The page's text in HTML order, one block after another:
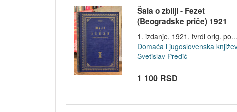
Šala o zbilji - Fezet
(Beogradske priče) 1921
1. izdanje, 1921, tvrdi orig. po...
Svetislav Predić
1 100 RSD